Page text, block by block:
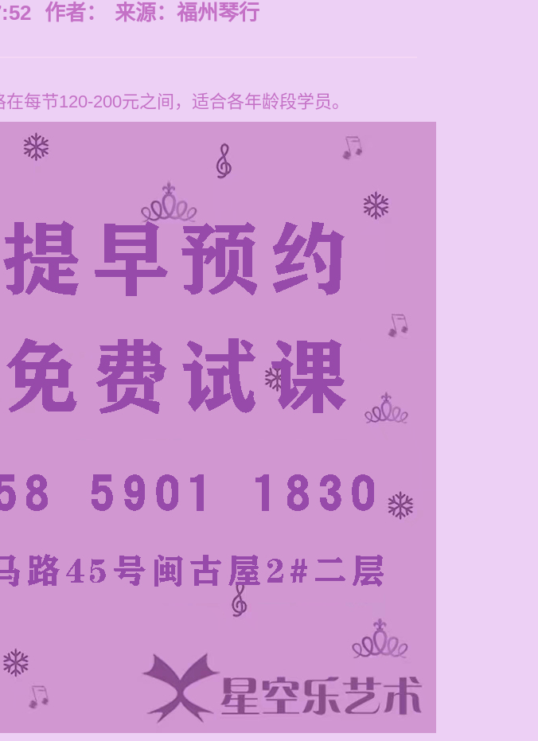
作者： 来源： 福州琴行
每节120-200元之间，适合各年龄段学员。